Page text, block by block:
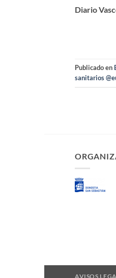
Diario
Publicado en
sanitarios
AVISOS